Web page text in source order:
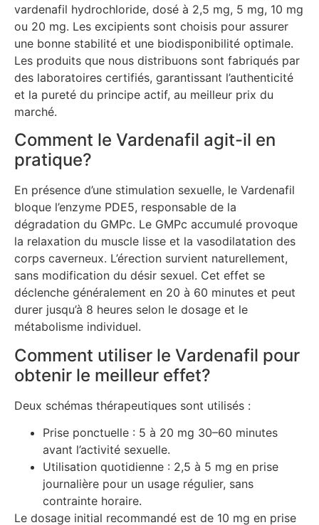
vardenafil hydrochloride, dosé à 2,5 mg, 5 mg, 10 mg
ou 20 mg. Les excipients sont choisis pour assurer
une bonne stabilité et une biodisponibilité optimale.
Les produits que nous distribuons sont fabriqués par
des laboratoires certifiés, garantissant l’authenticité
et la pureté du principe actif, au meilleur prix du
marché.
Comment le Vardenafil agit-il en
pratique?
En présence d’une stimulation sexuelle, le Vardenafil
bloque l’enzyme PDE5, responsable de la
dégradation du GMPc. Le GMPc accumulé provoque
la relaxation du muscle lisse et la vasodilatation des
corps caverneux. L’érection survient naturellement,
sans modification du désir sexuel. Cet effet se
déclenche généralement en 20 à 60 minutes et peut
durer jusqu’à 8 heures selon le dosage et le
métabolisme individuel.
Comment utiliser le Vardenafil pour
obtenir le meilleur effet?
Deux schémas thérapeutiques sont utilisés :
Prise ponctuelle : 5 à 20 mg 30–60 minutes
avant l’activité sexuelle.
Utilisation quotidienne : 2,5 à 5 mg en prise
journalière pour un usage régulier, sans
contrainte horaire.
Le dosage initial recommandé est de 10 mg en prise